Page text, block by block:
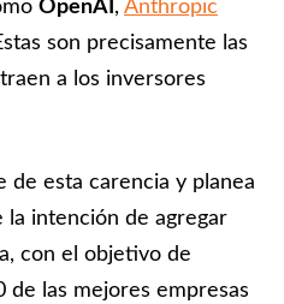
OpenAI , Anthropic
son precisamente las
a los inversores
de esta carencia y planea
la intención de agregar
con el objetivo de
de las mejores empresas